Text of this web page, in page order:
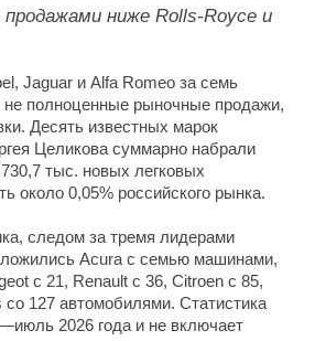
ниже Rolls-Royce и
Jaguar и Alfa Romeo за семь
полноценные рыночные продажи,
Десять известных марок
Целикова суммарно набрали
тыс. новых легковых
около 0,05% российского рынка.
следом за тремя лидерами
Acura с семью машинами,
с 21, Renault с 36, Citroen с 85,
со 127 автомобилями. Статистика
2026 года и не включает